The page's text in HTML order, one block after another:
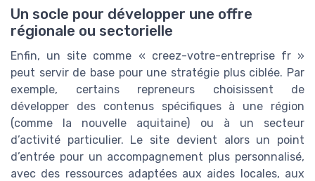
Un socle pour développer une offre
régionale ou sectorielle
Enfin, un site comme « creez-votre-entreprise fr »
peut servir de base pour une stratégie plus ciblée. Par
exemple, certains repreneurs choisissent de
développer des contenus spécifiques à une région
(comme la nouvelle aquitaine) ou à un secteur
d’activité particulier. Le site devient alors un point
d’entrée pour un accompagnement plus personnalisé,
avec des ressources adaptées aux aides locales, aux